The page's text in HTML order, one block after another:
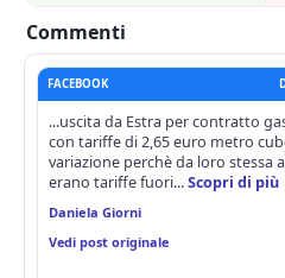
Commenti
FACEBOOK
...uscita da Estra per contratto
con tariffe di 2,65 euro metro
variazione perchè da loro stessa
erano tariffe fuori...Scopri di più
Daniela Giorni
Vedi post originale